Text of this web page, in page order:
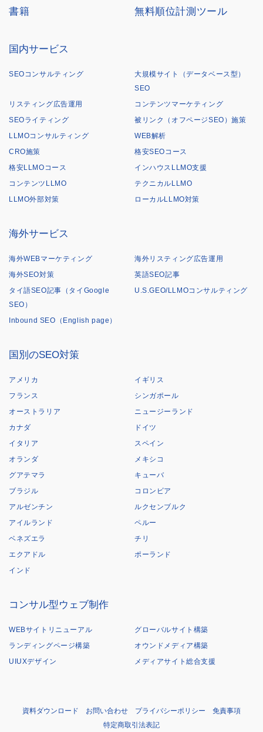
書籍 無料順位計測ツール
国内サービス
SEOコンサルティング
大規模サイト（データベース型）
SEO
リスティング広告運用
コンテンツマーケティング
SEOライティング
被リンク（オフページSEO）施策
LLMOコンサルティング
WEB解析
CRO施策
格安SEOコース
格安LLMOコース
インハウスLLMO支援
コンテンツLLMO
テクニカルLLMO
LLMO外部対策
ローカルLLMO対策
海外サービス
海外WEBマーケティング
海外リスティング広告運用
海外SEO対策
英語SEO記事
タイ語SEO記事（タイGoogle
SEO）
U.S.GEO/LLMOコンサルティング
Inbound SEO（English page）
国別のSEO対策
アメリカ
イギリス
フランス
シンガポール
オーストラリア
ニュージーランド
カナダ
ドイツ
イタリア
スペイン
オランダ
メキシコ
グアテマラ
キューバ
ブラジル
コロンビア
アルゼンチン
ルクセンブルク
アイルランド
ペルー
ベネズエラ
チリ
エクアドル
ポーランド
インド
コンサル型ウェブ制作
WEBサイトリニューアル
グローバルサイト構築
ランディングページ構築
オウンドメディア構築
UIUXデザイン
メディアサイト総合支援
資料ダウンロード お問い合わせ プライバシーポリシー
免責事項
特定商取引法表記